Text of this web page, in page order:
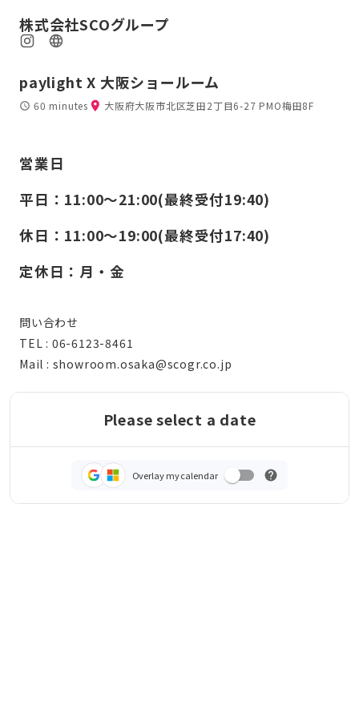
株式会社SCOグループ
paylight X 大阪ショールーム
60 minutes 大阪府大阪市北区芝田2丁目6-27 PMO梅田8F
営業日
平日：11:00〜21:00(最終受付19:40)
休日：11:00〜19:00(最終受付17:40)
定休日：月・金
問い合わせ
TEL : 06-6123-8461
Mail : showroom.osaka@scogr.co.jp
Please select a date
Overlay my calendar